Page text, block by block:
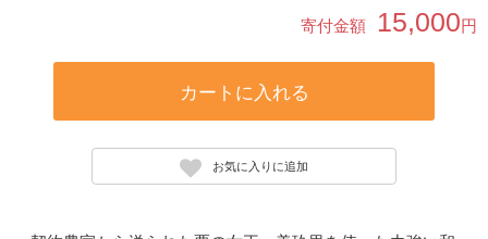
寄付金額 15,000円
カートに入れる
お気に入りに追加